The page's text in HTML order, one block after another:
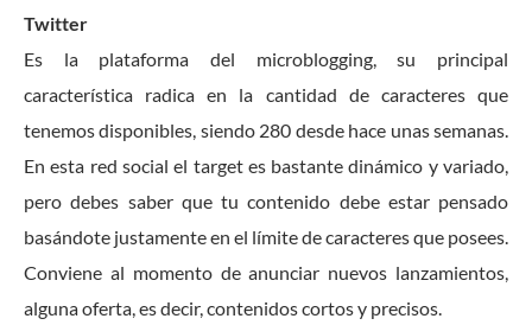
Twitter
Es la plataforma del microblogging, su principal
característica radica en la cantidad de caracteres que
tenemos disponibles, siendo 280 desde hace unas semanas.
En esta red social el target es bastante dinámico y variado,
pero debes saber que tu contenido debe estar pensado
basándote justamente en el límite de caracteres que posees.
Conviene al momento de anunciar nuevos lanzamientos,
alguna oferta, es decir, contenidos cortos y precisos.